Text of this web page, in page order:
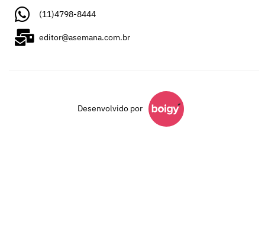
(11)4798-8444
editor@asemana.com.br
Desenvolvido por